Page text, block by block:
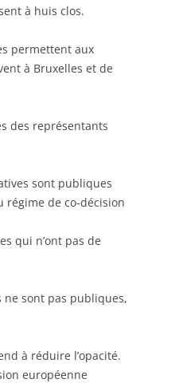
à huis clos.
permettent aux
à Bruxelles et de
des représentants
sont publiques
régime de co-décision
qui n’ont pas de
ne sont pas publiques,
à réduire l’opacité.
européenne